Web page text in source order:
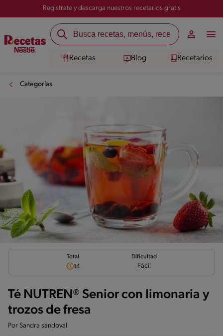
Registrate y descarga nuestros recetarios gratis
Recetas Blog Recetarios
Categorías
Total
14
Dificultad
Fácil
Té NUTREN® Senior con limonaria y
trozos de fresa
Por Sandra sandoval